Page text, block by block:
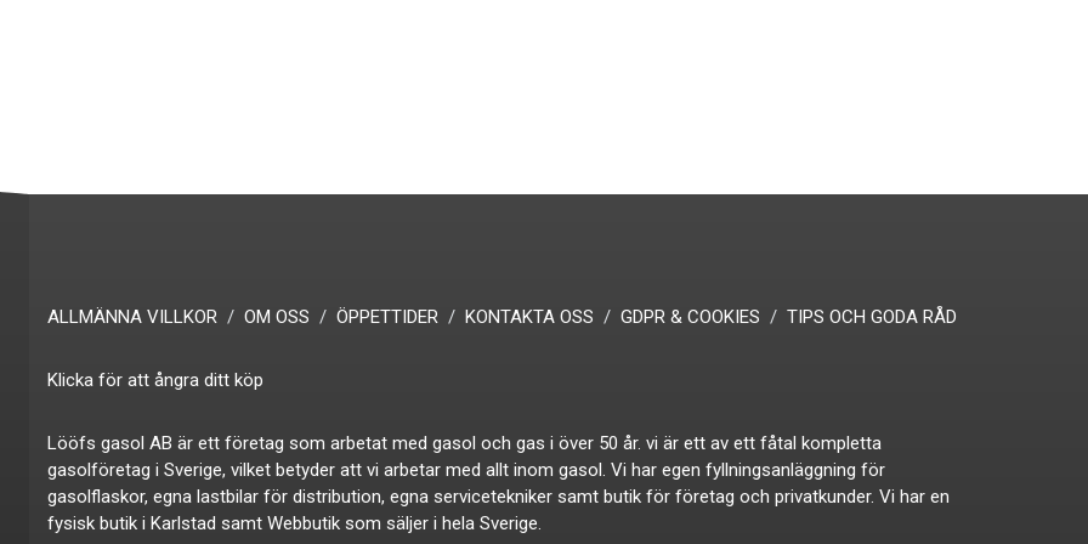
ALLMÄNNA VILLKOR OM OSS ÖPPETTIDER KONTAKTA OSS GDPR & COOKIES TIPS OCH GODA RÅD
Klicka för att ångra ditt köp
Lööfs gasol AB är ett företag som arbetat med gasol och gas i över 50 år. vi är ett av ett fåtal kompletta
gasolföretag i Sverige, vilket betyder att vi arbetar med allt inom gasol. Vi har egen fyllningsanläggning för
gasolflaskor, egna lastbilar för distribution, egna servicetekniker samt butik för företag och privatkunder. Vi har en
fysisk butik i Karlstad samt Webbutik som säljer i hela Sverige.